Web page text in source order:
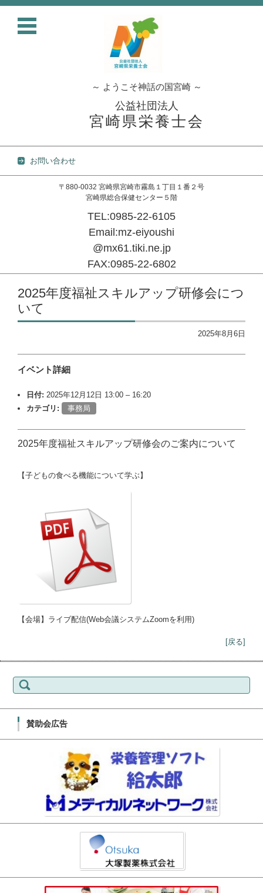
～ ようこそ神話の国宮崎 ～
公益社団法人
宮崎県栄養士会
お問い合わせ
〒880-0032 宮崎県宮崎市霧島１丁目１番２号
宮崎県総合保健センター５階
TEL:0985-22-6105
Email:mz-eiyoushi
@mx61.tiki.ne.jp
FAX:0985-22-6802
コンテンツに移動
2025年度福祉スキルアップ研修会につ
いて
2025年8月6日
イベント詳細
日付: 2025年12月12日 13:00 – 16:20
カテゴリ:
事務局
2025年度福祉スキルアップ研修会のご案内について
【子どもの食べる機能について学ぶ】
【会場】ライブ配信(Web会議システムZoomを利用)
[戻る]
賛助会広告